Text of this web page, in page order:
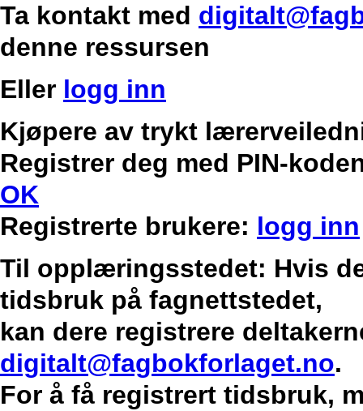
Ta kontakt med
denne ressursen
Eller logg inn
Kjøpere av trykt
Registrer deg med PIN-
OK
Registrerte brukere: logg inn
Til opplæringsstedet: Hvis
tidsbruk på fagnettstedet,
kan dere registrere
digitalt@fagbokforlaget.no.
For å få registrert tidsbruk,